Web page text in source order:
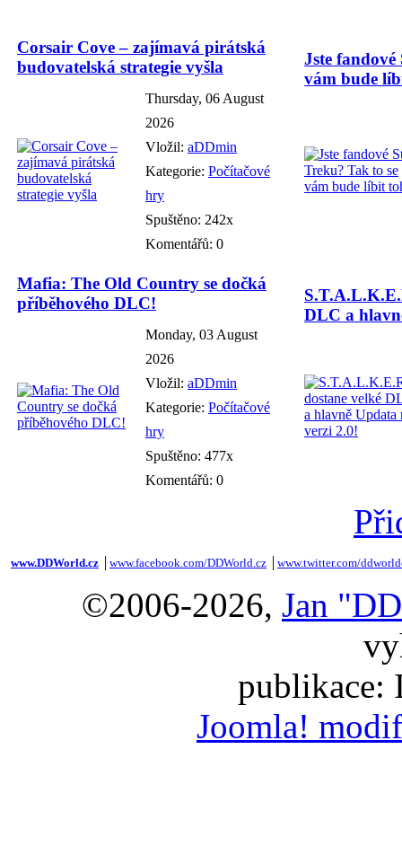
Corsair Cove – zajímavá pirátská
budovatelská strategie vyšla
Thursday, 06 August
2026
Vložil: aDDmin
Kategorie: Počítačové
hry
Spuštěno: 242x
Komentářů: 0
Jste
vám bude
Mafia: The Old Country se dočká
příběhového DLC!
Monday, 03 August
2026
Vložil: aDDmin
Kategorie: Počítačové
hry
Spuštěno: 477x
Komentářů: 0
DLC a
www.DDWorld.cz www.facebook.com/DDWorld.cz www.twitter.com/
©2006-2026, Jan
publikace:
Joomla!